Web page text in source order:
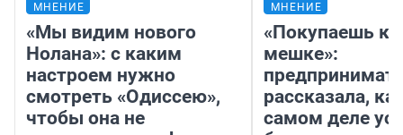
МНЕНИЕ
«Мы видим нового
Нолана»: с каким
настроем нужно
смотреть «Одиссею»,
чтобы она не
МНЕНИЕ
«Покупаешь
мешке»:
рассказала,
самом деле